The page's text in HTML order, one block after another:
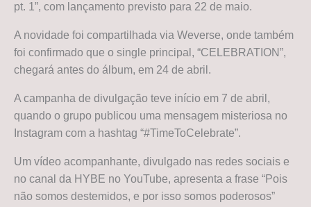
pt. 1”, com lançamento previsto para 22 de maio.
A novidade foi compartilhada via Weverse, onde também
foi confirmado que o single principal, “CELEBRATION”,
chegará antes do álbum, em 24 de abril.
A campanha de divulgação teve início em 7 de abril,
quando o grupo publicou uma mensagem misteriosa no
Instagram com a hashtag “#TimeToCelebrate”.
Um vídeo acompanhante, divulgado nas redes sociais e
no canal da HYBE no YouTube, apresenta a frase “Pois
não somos destemidos, e por isso somos poderosos”